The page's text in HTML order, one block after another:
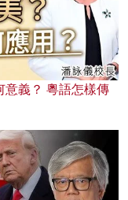
意義？ 粵語怎樣傳